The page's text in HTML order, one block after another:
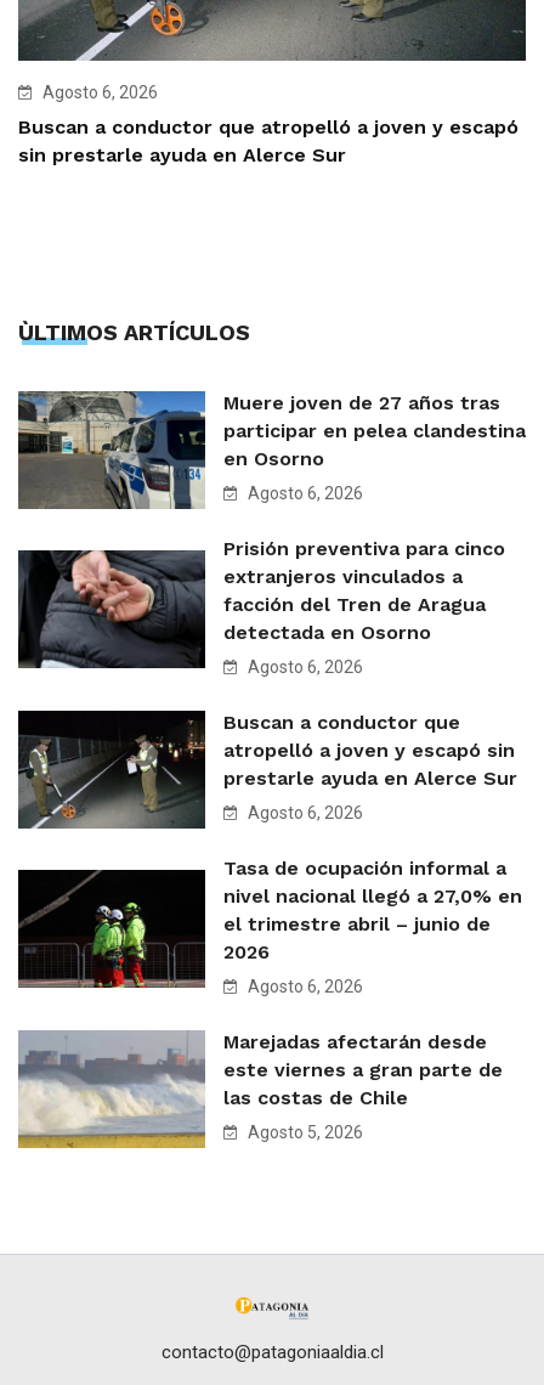
Agosto 6, 2026
Buscan a conductor que atropelló a joven y escapó
sin prestarle ayuda en Alerce Sur
ÙLTIMOS ARTÍCULOS
Muere joven de 27 años tras
participar en pelea clandestina
en Osorno
Agosto 6, 2026
Prisión preventiva para cinco
extranjeros vinculados a
facción del Tren de Aragua
detectada en Osorno
Agosto 6, 2026
Buscan a conductor que
atropelló a joven y escapó sin
prestarle ayuda en Alerce Sur
Agosto 6, 2026
Tasa de ocupación informal a
nivel nacional llegó a 27,0% en
el trimestre abril – junio de
2026
Agosto 6, 2026
Marejadas afectarán desde
este viernes a gran parte de
las costas de Chile
Agosto 5, 2026
contacto@patagoniaaldia.cl